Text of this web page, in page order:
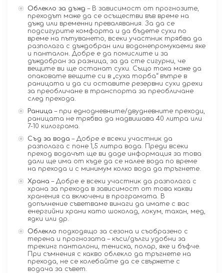
Облекло за дъжд – В зависимост от прогнозите,
преходът може да се осъществи във време на
дъжд или временни превалявания. За да се
подсигурите комфорта и да бъдете сухи по
време на пътуването, всеки участник трябва да
разполага с дъждобран или водонепромукаеми яке
и панталон. Добре е да помислите и за
дъждобран за разница, за да сте сигурни, че
вещите ви ще останат сухи. Също така може да
опаковате вещите си в „суха торба“ вътре в
раницата и да си оставите резервни сухи дрехи
за преобличане в транспорта за преобличане
след прехода.
Раница – при еднодневните/двудневните преходи,
раницата не трябва да надвишава 40 литра или
7-10 килограма.
Съд за вода – Добре е всеки участник да
разполага с поне 1,5 литра вода. Преди всеки
преход водачът ще ви даде информация за това
дали ще има от къде да се налее вода по време
на прехода и с минимум колко вода да тръгнете.
Храна – Добре е всеки участник да разполага с
храна за прехода в зависимост от това какви
хранения са включени в програмата. В
допълнение съветваме винаги да имате с вас
енергийни храни като шоколад, локум, тахан, мед,
ядки или др.
Облекло подходящо за сезона и съобразено с
терена и прогнозата – къси/дълги удобни за
трекинг панталони, тениска, полар, яке и бъфче.
При съмнения с какво облекло да тръгнете на
прехода, не се колебайте да се свържете с
водача за съвет.